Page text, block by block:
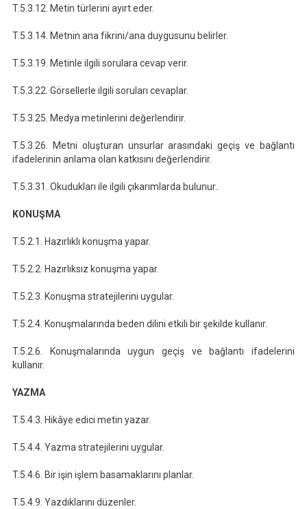
T.5.3.12. Metin türlerini ayırt eder.
T.5.3.14. Metnin ana fikrini/ana duygusunu belirler.
T.5.3.19. Metinle ilgili sorulara cevap verir.
T.5.3.22. Görsellerle ilgili soruları cevaplar.
T.5.3.25. Medya metinlerini değerlendirir.
T.5.3.26. Metni oluşturan unsurlar arasındaki geçiş ve bağlantı
ifadelerinin anlama olan katkısını değerlendirir.
T.5.3.31. Okudukları ile ilgili çıkarımlarda bulunur..
KONUŞMA
T.5.2.1. Hazırlıklı konuşma yapar.
T.5.2.2. Hazırlıksız konuşma yapar.
T.5.2.3. Konuşma stratejilerini uygular.
T.5.2.4. Konuşmalarında beden dilini etkili bir şekilde kullanır.
T.5.2.6. Konuşmalarında uygun geçiş ve bağlantı ifadelerini
kullanır.
YAZMA
T.5.4.3. Hikâye edici metin yazar.
T.5.4.4. Yazma stratejilerini uygular.
T.5.4.6. Bir işin işlem basamaklarını planlar.
T.5.4.9. Yazdıklarını düzenler.